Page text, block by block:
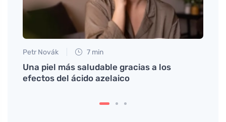
Petr Novák 7 min
Una piel más saludable gracias a los
efectos del ácido azelaico